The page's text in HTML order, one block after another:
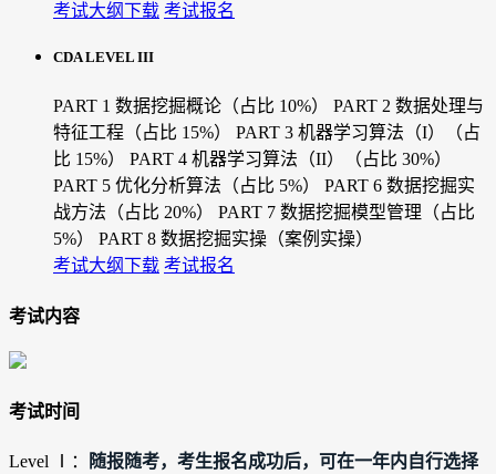
考试大纲下载 考试报名
CDA LEVEL III
PART 1 数据挖掘概论（占比 10%）
PART 2 数据处理与
特征工程（占比 15%）
PART 3 机器学习算法（I）（占
比 15%）
PART 4 机器学习算法（II）（占比 30%）
PART 5 优化分析算法（占比 5%）
PART 6 数据挖掘实
战方法（占比 20%）
PART 7 数据挖掘模型管理（占比
5%）
PART 8 数据挖掘实操（案例实操）
考试大纲下载 考试报名
考试内容
考试时间
Level Ⅰ：
随报随考，考生报名成功后，可在一年内自行选择